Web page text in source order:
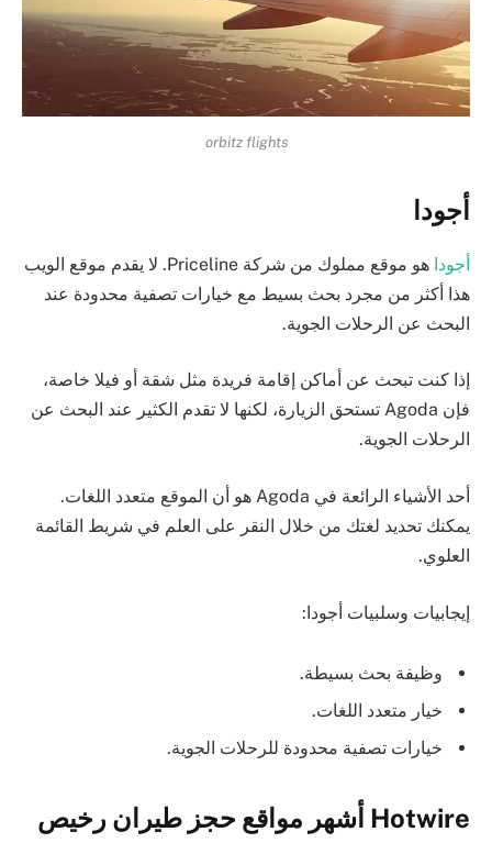
orbitz flights
أجودا
أجودا
هو موقع مملوك من شركة Priceline. لا يقدم موقع الويب
هذا أكثر من مجرد بحث بسيط مع خيارات تصفية محدودة عند
البحث عن الرحلات الجوية.
إذا كنت تبحث عن أماكن إقامة فريدة مثل شقة أو فيلا خاصة،
فإن Agoda تستحق الزيارة، لكنها لا تقدم الكثير عند البحث عن
الرحلات الجوية.
أحد الأشياء الرائعة في Agoda هو أن الموقع متعدد اللغات.
يمكنك تحديد لغتك من خلال النقر على العلم في شريط القائمة
العلوي.
إيجابيات وسلبيات أجودا:
وظيفة بحث بسيطة.
خيار متعدد اللغات.
خيارات تصفية محدودة للرحلات الجوية.
Hotwire أشهر مواقع حجز طيران رخيص